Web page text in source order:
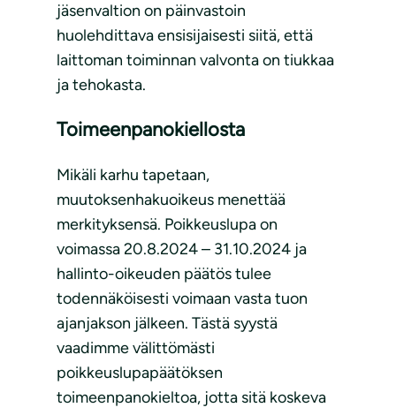
jäsenvaltion on päinvastoin
huolehdittava ensisijaisesti siitä, että
laittoman toiminnan valvonta on tiukkaa
ja tehokasta.
Toimeenpanokiellosta
Mikäli karhu tapetaan,
muutoksenhakuoikeus menettää
merkityksensä. Poikkeuslupa on
voimassa 20.8.2024 – 31.10.2024 ja
hallinto-oikeuden päätös tulee
todennäköisesti voimaan vasta tuon
ajanjakson jälkeen. Tästä syystä
vaadimme välittömästi
poikkeuslupapäätöksen
toimeenpanokieltoa, jotta sitä koskeva